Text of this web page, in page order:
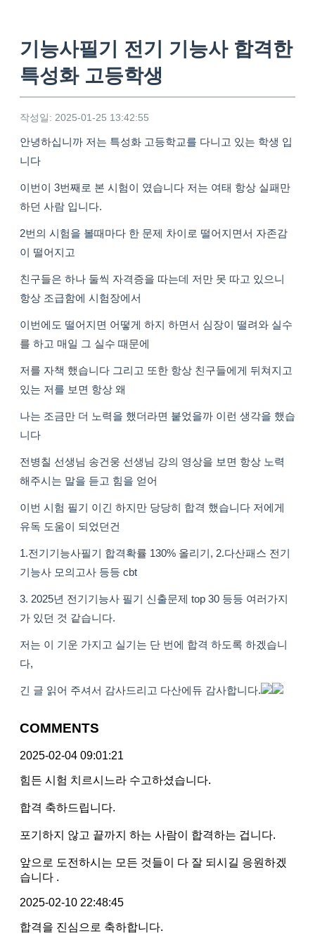
기능사필기 전기 기능사 합격한
특성화 고등학생
작성일: 2025-01-25 13:42:55
안녕하십니까 저는 특성화 고등학교를 다니고 있는 학생 입
니다
이번이 3번째로 본 시험이 였습니다 저는 여태 항상 실패만
하던 사람 입니다.
2번의 시험을 볼때마다 한 문제 차이로 떨어지면서 자존감
이 떨어지고
친구들은 하나 둘씩 자격증을 따는데 저만 못 따고 있으니
항상 조급함에 시험장에서
이번에도 떨어지면 어떻게 하지 하면서 심장이 떨려와 실수
를 하고 매일 그 실수 때문에
저를 자책 했습니다 그리고 또한 항상 친구들에게 뒤쳐지고
있는 저를 보면 항상 왜
나는 조금만 더 노력을 했더라면 붙었을까 이런 생각을 했습
니다
전병칠 선생님 송건웅 선생님 강의 영상을 보면 항상 노력
해주시는 말을 듣고 힘을 얻어
이번 시험 필기 이긴 하지만 당당히 합격 했습니다 저에게
유독 도움이 되었던건
1.전기기능사필기 합격확률 130% 올리기, 2.다산패스 전기
기능사 모의고사 등등 cbt
3. 2025년 전기기능사 필기 신출문제 top 30 등등 여러가지
가 있던 것 같습니다.
저는 이 기운 가지고 실기는 단 번에 합격 하도록 하겠습니
다,
긴 글 읽어 주셔서 감사드리고 다산에듀 감사합니다.
COMMENTS
2025-02-04 09:01:21
힘든 시험 치르시느라 수고하셨습니다.
합격 축하드립니다.
포기하지 않고 끝까지 하는 사람이 합격하는 겁니다.
앞으로 도전하시는 모든 것들이 다 잘 되시길 응원하겠
습니다 .
2025-02-10 22:48:45
합격을 진심으로 축하합니다.